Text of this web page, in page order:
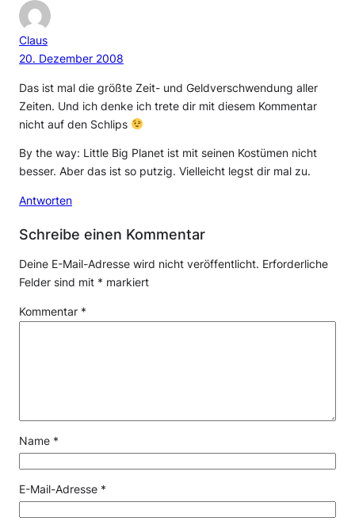
Claus
20. Dezember 2008
Das ist mal die größte Zeit- und Geldverschwendung aller
Zeiten. Und ich denke ich trete dir mit diesem Kommentar
nicht auf den Schlips
By the way: Little Big Planet ist mit seinen Kostümen nicht
besser. Aber das ist so putzig. Vielleicht legst dir mal zu.
Antworten
Schreibe einen Kommentar
Deine E-Mail-Adresse wird nicht veröffentlicht. Erforderliche
Felder sind mit * markiert
Kommentar *
Name *
E-Mail-Adresse *